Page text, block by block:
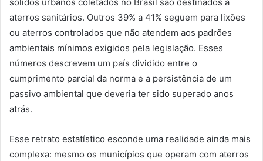
aterros sanitários. Outros 39% a 41% seguem para lixões
ou aterros controlados que não atendem aos padrões
ambientais mínimos exigidos pela legislação. Esses
números descrevem um país dividido entre o
cumprimento parcial da norma e a persistência de um
passivo ambiental que deveria ter sido superado anos
atrás.
Esse retrato estatístico esconde uma realidade ainda mais
complexa: mesmo os municípios que operam com aterros